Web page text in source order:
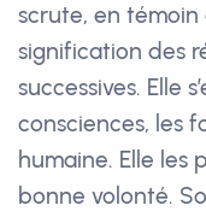
scrute, en
signification des
successives. Elle
consciences, les
humaine. Elle
bonne volonté.